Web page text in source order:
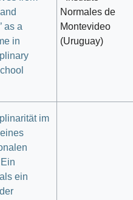
as a
in
Normales de
Montevideo
(Uruguay)
im
ein